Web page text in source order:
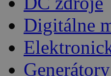
Digitálne